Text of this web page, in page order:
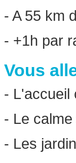
- A 55 km
- +1h par
Vous
- L'accueil
- Le
- Les